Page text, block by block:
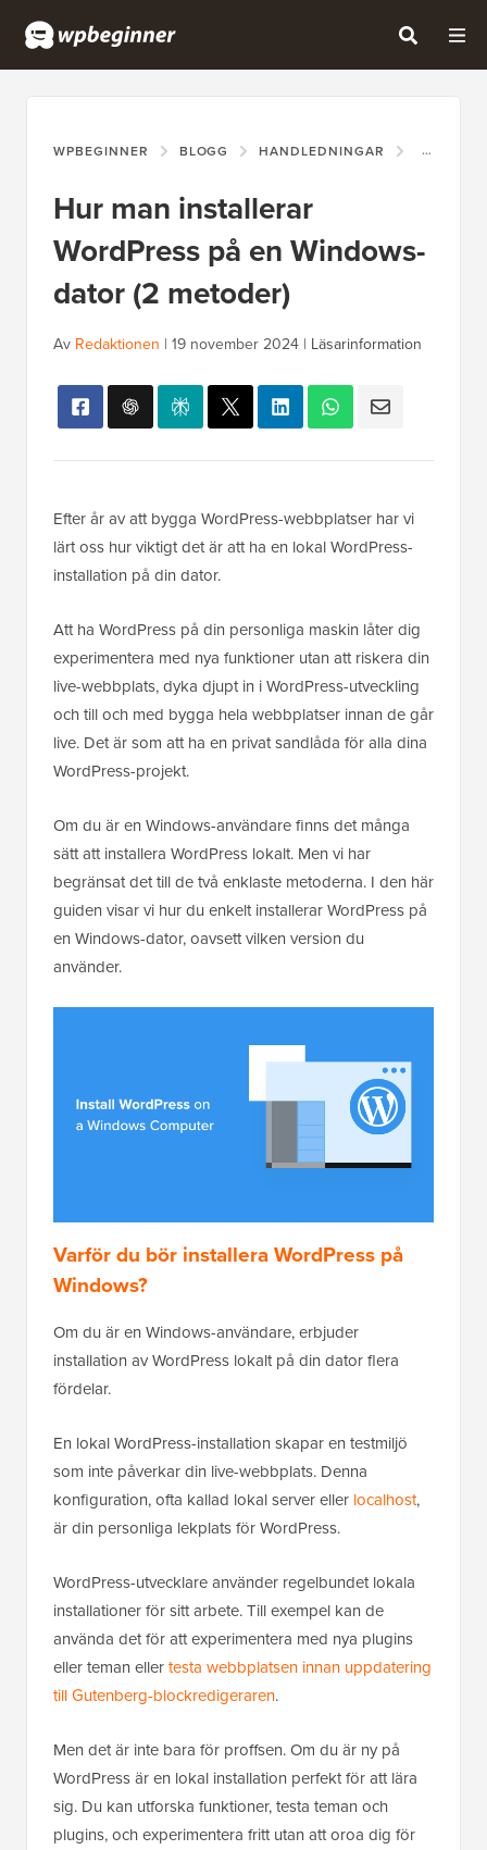
WPBEGINNER BLOGG HANDLEDNINGAR HUR
Hur man installerar
WordPress på en Windows-
dator (2 metoder)
Av Redaktionen | 19 november 2024 | Läsarinformation
Efter år av att bygga WordPress-webbplatser har vi
lärt oss hur viktigt det är att ha en lokal WordPress-
installation på din dator.
Att ha WordPress på din personliga maskin låter dig
experimentera med nya funktioner utan att riskera din
live-webbplats, dyka djupt in i WordPress-utveckling
och till och med bygga hela webbplatser innan de går
live. Det är som att ha en privat sandlåda för alla dina
WordPress-projekt.
Om du är en Windows-användare finns det många
sätt att installera WordPress lokalt. Men vi har
begränsat det till de två enklaste metoderna. I den här
guiden visar vi hur du enkelt installerar WordPress på
en Windows-dator, oavsett vilken version du
använder.
Varför du bör installera WordPress på
Windows?
Om du är en Windows-användare, erbjuder
installation av WordPress lokalt på din dator flera
fördelar.
En lokal WordPress-installation skapar en testmiljö
som inte påverkar din live-webbplats. Denna
konfiguration, ofta kallad lokal server eller localhost,
är din personliga lekplats för WordPress.
WordPress-utvecklare använder regelbundet lokala
installationer för sitt arbete. Till exempel kan de
använda det för att experimentera med nya plugins
eller teman ellertesta webbplatsen innan uppdatering
till Gutenberg-blockredigeraren.
Men det är inte bara för proffsen. Om du är ny på
WordPress är en lokal installation perfekt för att lära
sig. Du kan utforska funktioner, testa teman och
plugins, och experimentera fritt utan att oroa dig för